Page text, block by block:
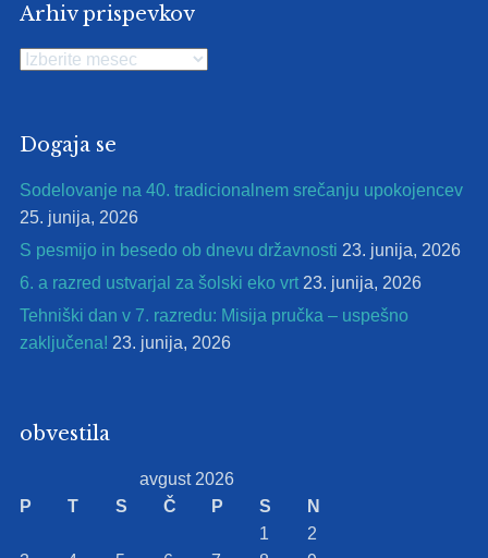
Arhiv prispevkov
Arhiv
Dogaja se
Sodelovanje na 40. tradicionalnem srečanju upokojencev
25. junija, 2026
S pesmijo in besedo ob dnevu državnosti 23. junija, 2026
6. a razred ustvarjal za šolski eko vrt 23. junija, 2026
Tehniški dan v 7. razredu: Misija pručka – uspešno
zaključena! 23. junija, 2026
obvestila
avgust 2026
P
T S Č P S
N
1
2